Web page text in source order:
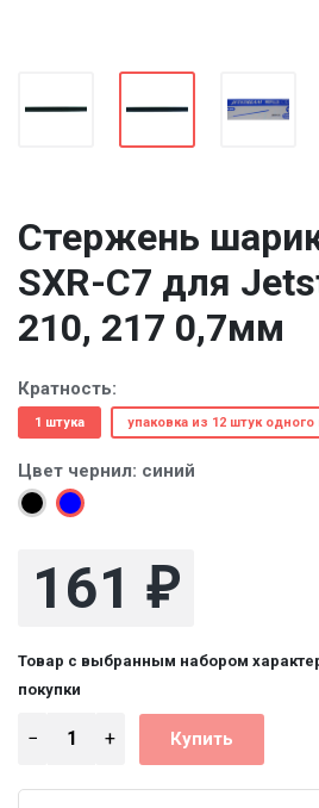
Cтержень
SXR-С7 для
210, 217 0,7мм
Кратность:
1 штука упаковка из 12 штук одного
Цвет чернил: синий
161 ₽
Товар с выбранным набором
покупки